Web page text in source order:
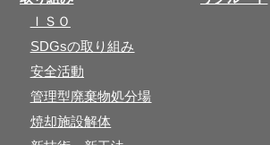
ＩＳＯ
SDGsの取り組み
安全活動
管理型廃棄物処分場
焼却施設解体